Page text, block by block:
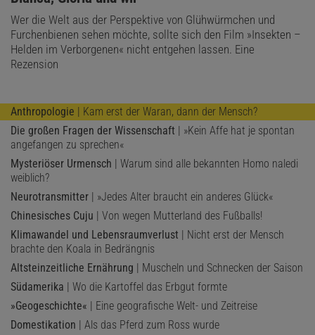
Wer die Welt aus der Perspektive von Glühwürmchen und
Furchenbienen sehen möchte, sollte sich den Film »Insekten –
Helden im Verborgenen« nicht entgehen lassen. Eine
Rezension
Anthropologie | Kam erst der Waran, dann der Mensch?
Die großen Fragen der Wissenschaft | »Kein Affe hat je spontan
angefangen zu sprechen«
Mysteriöser Urmensch | Warum sind alle bekannten Homo naledi
weiblich?
Neurotransmitter | »Jedes Alter braucht ein anderes Glück«
Chinesisches Cuju | Von wegen Mutterland des Fußballs!
Klimawandel und Lebensraumverlust | Nicht erst der Mensch
brachte den Koala in Bedrängnis
Altsteinzeitliche Ernährung | Muscheln und Schnecken der Saison
Südamerika | Wo die Kartoffel das Erbgut formte
»Geogeschichte« | Eine geografische Welt- und Zeitreise
Domestikation | Als das Pferd zum Ross wurde